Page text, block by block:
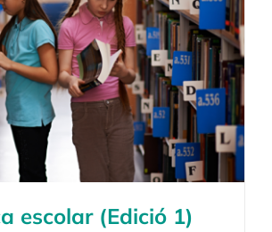
escolar (Edició 1)